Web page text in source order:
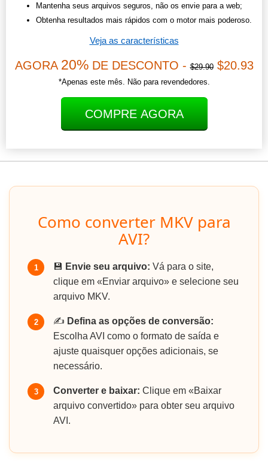
Mantenha seus arquivos seguros, não os envie para a web;
Obtenha resultados mais rápidos com o motor mais poderoso.
Veja as características
AGORA 20%DE DESCONTO -$29.90$20.93
*Apenas este mês. Não para revendedores.
COMPRE AGORA
Como converter MKV para
AVI?
1 💾 Envie seu arquivo: Vá para o site,
clique em «Enviar arquivo» e selecione seu
arquivo MKV.
2 ✍️ Defina as opções de conversão:
Escolha AVI como o formato de saída e
ajuste quaisquer opções adicionais, se
necessário.
3 Converter e baixar: Clique em «Baixar
arquivo convertido» para obter seu arquivo
AVI.